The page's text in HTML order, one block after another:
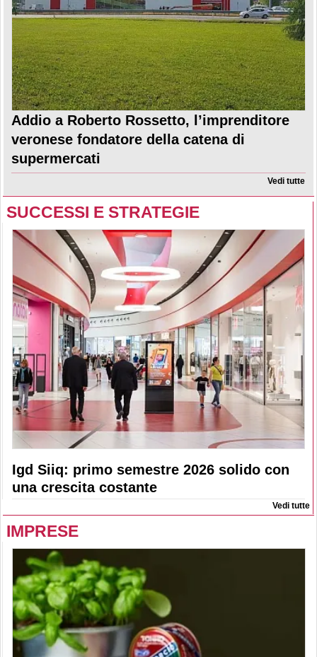
Addio a Roberto Rossetto, l’imprenditore
veronese fondatore della catena di
supermercati
Vedi tutte
SUCCESSI E STRATEGIE
Igd Siiq: primo semestre 2026 solido con
una crescita costante
Vedi tutte
IMPRESE